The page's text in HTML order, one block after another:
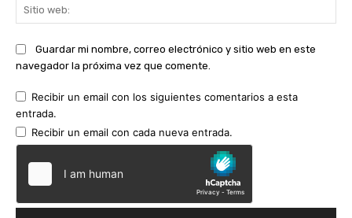
Guardar mi nombre, correo electrónico y sitio web en este
navegador la próxima vez que comente.
Recibir un email con los siguientes comentarios a esta
entrada.
Recibir un email con cada nueva entrada.